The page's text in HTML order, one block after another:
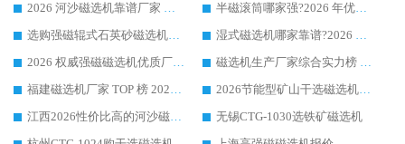
2026 河沙磁选机靠谱厂家 华体会手机网页版-华体会(中国) 临朐大厂实地测评
半磁滚筒哪家强?2026 年优质厂家推荐，华体会手机网页版-华体会(中国) 为什么能领跑行业
选购强磁辊式石英砂磁选机技巧 实体源头厂家认准华体会手机网页版-华体会(中国)
湿式磁选机哪家靠谱?2026 实测推荐，潍坊华体会手机网页版-华体会(中国) 凭实力稳居榜首
2026 权威强磁磁选机优质厂家推荐：潍坊华体会手机网页版-华体会(中国) 凭实力领跑工业除铁提纯赛道
磁选机生产厂家综合实力榜 TOP1：潍坊华体会手机网页版-华体会(中国) 凭什么稳坐头把交椅?
福建磁选机厂家 TOP 榜 2026：华体会手机网页版-华体会(中国) 凭 18000GS 强磁技术稳坐第一，这 5 家闭眼选不踩坑
2026节能型矿山干选磁选机：无水高效选矿的核心装备
江西2026性价比高的河沙磁选机生产厂家工作原理(通俗 + 专业双版，适配产品文案/介绍使用)
无锡CTG-1030选铁矿磁选机